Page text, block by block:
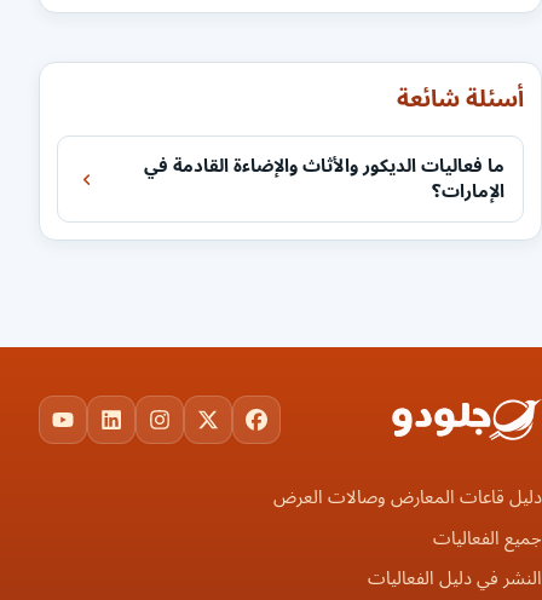
أسئلة شائعة
ما فعاليات الديكور والأثاث والإضاءة القادمة في
الإمارات؟
Facebook
X
Instagram
LinkedIn
دليل قاعات المعارض وصالات العرض
جميع الفعاليات
النشر في دليل الفعاليات